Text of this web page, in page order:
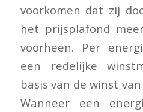
voorkomen dat zij
het prijsplafond
voorheen. Per
een redelijke
basis van de winst
Wanneer een